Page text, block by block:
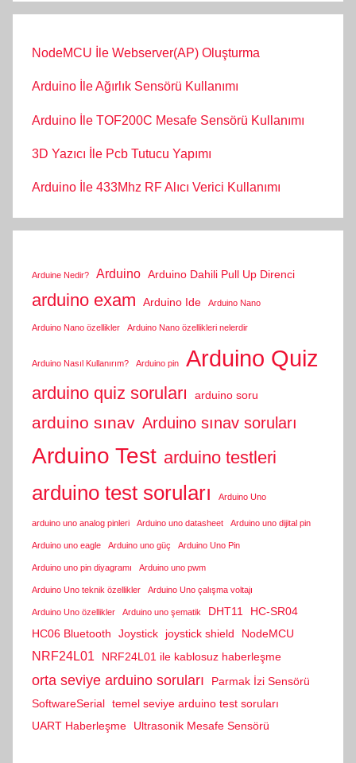
NodeMCU İle Webserver(AP) Oluşturma
Arduino İle Ağırlık Sensörü Kullanımı
Arduino İle TOF200C Mesafe Sensörü Kullanımı
3D Yazıcı İle Pcb Tutucu Yapımı
Arduino İle 433Mhz RF Alıcı Verici Kullanımı
Arduine Nedir? Arduino Arduino Dahili Pull Up Direnci
arduino exam Arduino Ide Arduino Nano
Arduino Nano özellikler Arduino Nano özellikleri nelerdir
Arduino Nasıl Kullanırım? Arduino pin Arduino Quiz
arduino quiz soruları arduino soru
arduino sınav Arduino sınav soruları
Arduino Test arduino testleri
arduino test soruları Arduino Uno
arduino uno analog pinleri Arduino uno datasheet Arduino uno dijital pin
Arduino uno eagle Arduino uno güç Arduino Uno Pin
Arduino uno pin diyagramı Arduino uno pwm
Arduino Uno teknik özellikler Arduino Uno çalışma voltajı
Arduino Uno özellikler Arduino uno şematik DHT11
HC-SR04
HC06 Bluetooth
Joystick joystick shield NodeMCU
NRF24L01 NRF24L01 ile kablosuz haberleşme
orta seviye arduino soruları
Parmak İzi Sensörü
SoftwareSerial temel seviye arduino test soruları
UART Haberleşme
Ultrasonik Mesafe Sensörü